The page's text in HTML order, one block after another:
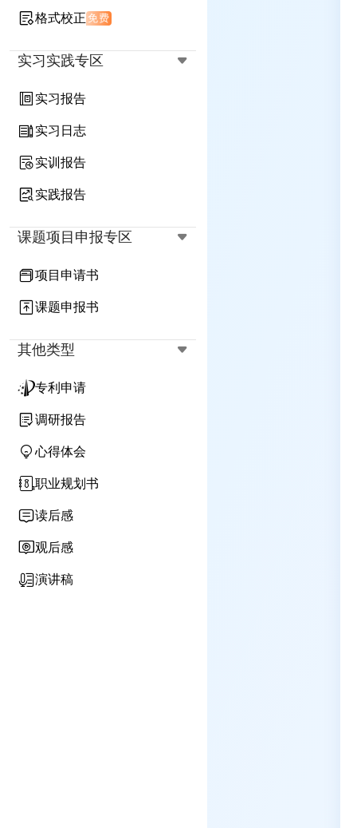
格式校正 免费
实习实践专区
实习报告
实习日志
实训报告
实践报告
课题项目申报专区
项目申请书
课题申报书
其他类型
专利申请
调研报告
心得体会
职业规划书
读后感
观后感
演讲稿